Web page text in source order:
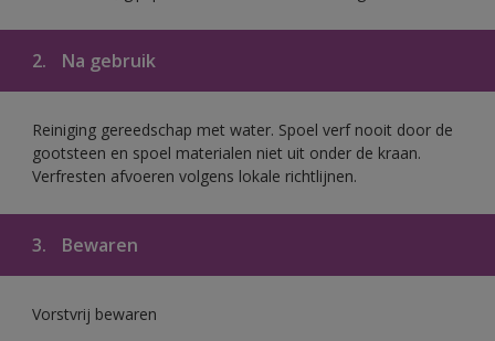
2. Na gebruik
Reiniging gereedschap met water. Spoel verf nooit door de
gootsteen en spoel materialen niet uit onder de kraan.
Verfresten afvoeren volgens lokale richtlijnen.
3. Bewaren
Vorstvrij bewaren